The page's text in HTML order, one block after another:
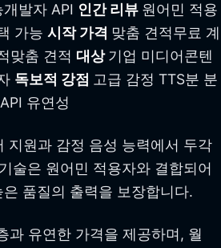
발자 API 인간 리뷰 원어민 적용
가능 시작 가격 맞춤 견적무료 계
맞춤 견적 대상기업 미디어콘텐
독보적 강점 고급 감정 TTS분 분
유연성
지원과 감정 음성 능력에서 두각
술은 원어민 적용자와 결합되어
품질의 출력을 보장합니다.
과 유연한 가격을 제공하며, 월